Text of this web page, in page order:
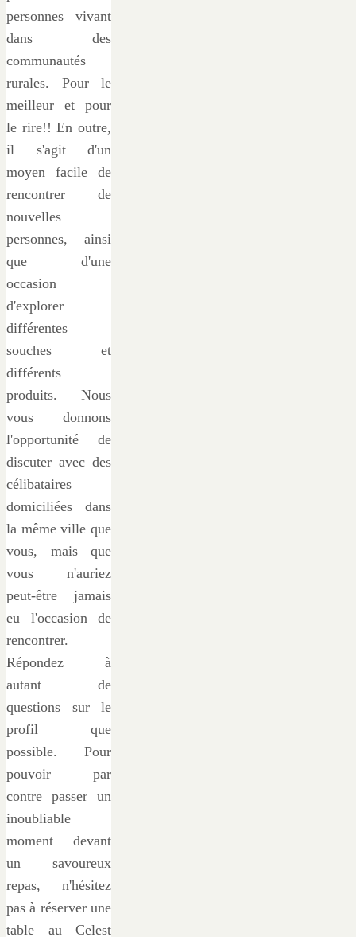
personnes vivant
dans des
communautés
rurales. Pour le
meilleur et pour
le rire!! En outre,
il s'agit d'un
moyen facile de
rencontrer de
nouvelles
personnes, ainsi
que d'une
occasion
d'explorer
différentes
souches et
différents
produits. Nous
vous donnons
l'opportunité de
discuter avec des
célibataires
domiciliées dans
la même ville que
vous, mais que
vous n'auriez
peut-être jamais
eu l'occasion de
rencontrer.
Répondez à
autant de
questions sur le
profil que
possible. Pour
pouvoir par
contre passer un
inoubliable
moment devant
un savoureux
repas, n'hésitez
pas à réserver une
table au Celest